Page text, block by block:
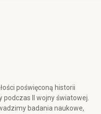
poświęconą historii
II wojny światowej.
badania naukowe,